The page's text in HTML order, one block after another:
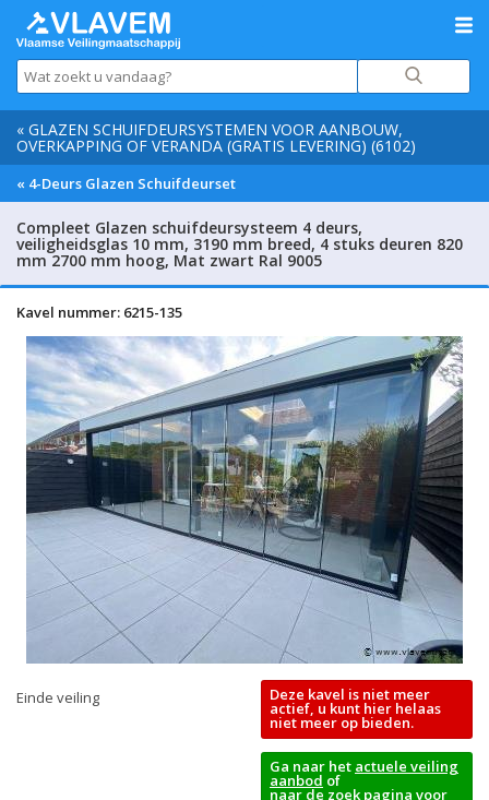
« GLAZEN SCHUIFDEURSYSTEMEN VOOR AANBOUW,
OVERKAPPING OF VERANDA (GRATIS LEVERING) (6102)
« 4-Deurs Glazen Schuifdeurset
Compleet Glazen schuifdeursysteem 4 deurs,
veiligheidsglas 10 mm, 3190 mm breed, 4 stuks deuren 820
mm 2700 mm hoog, Mat zwart Ral 9005
Kavel nummer: 6215-135
Einde veiling Deze kavel is niet meer
actief, u kunt hier helaas
niet meer op bieden.
Ga naar het actuele veiling
aanbod of
naar de zoek pagina voor